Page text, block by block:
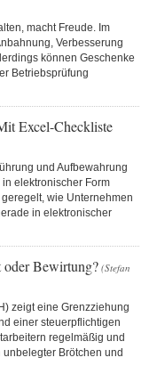
macht Freude. Im
Verbesserung
können Geschenke
Betriebsprüfung
Excel-Checkliste
und Aufbewahrung
elektronischer Form
wie Unternehmen
in elektronischer
oder Bewirtung? (Stefan
zeigt eine Grenzziehung
einer steuerpflichtigen
regelmäßig und
Brötchen und